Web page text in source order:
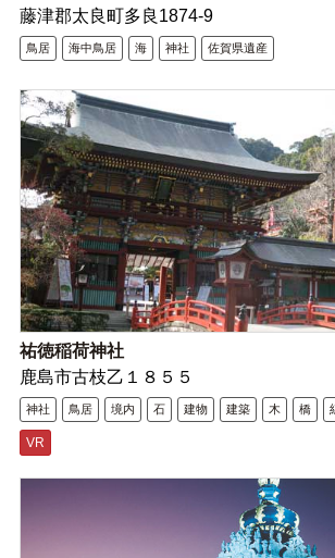
藤津郡太良町多良1874-9
鳥居 海中鳥居 海 神社 佐賀県遺産
祐徳稲荷神社
鹿島市古枝乙１８５５
神社 鳥居 境内 石 建物 建築 木 橋
VR